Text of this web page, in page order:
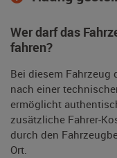
Wer darf das
fahren?
Bei diesem Fahrzeug
nach einer
ermöglicht
zusätzliche Fahrer-
durch den
Ort.